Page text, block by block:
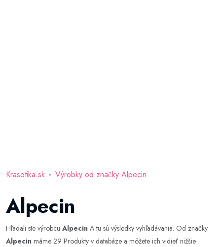
Krasotika.sk Výrobky od značky Alpecin
Alpecin
Hľadali ste výrobcu Alpecin A tu sú výsledky vyhľadávania. Od značky
Alpecin máme 29 Produkty v databáze a môžete ich vidieť nižšie.